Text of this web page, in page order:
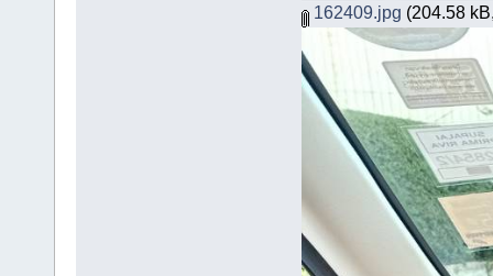
162409.jpg (204.58